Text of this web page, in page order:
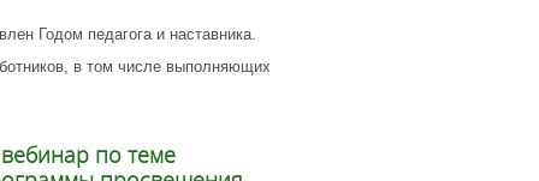
Годом педагога и наставника.
в том числе выполняющих
по теме